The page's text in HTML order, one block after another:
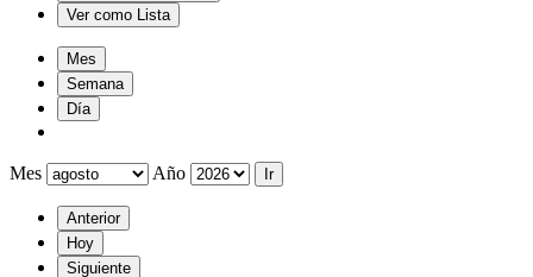
Ver como Lista
Mes
Semana
Día
Mes Año
Anterior
Hoy
Siguiente